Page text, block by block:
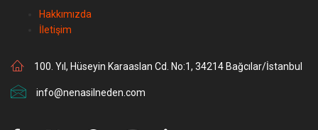
Hakkımızda
İletişim
100. Yıl, Hüseyin Karaaslan Cd. No:1, 34214 Bağcılar/İstanbul
info@nenasilneden.com